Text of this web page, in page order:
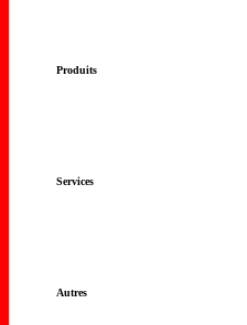
Produits
Services
Autres